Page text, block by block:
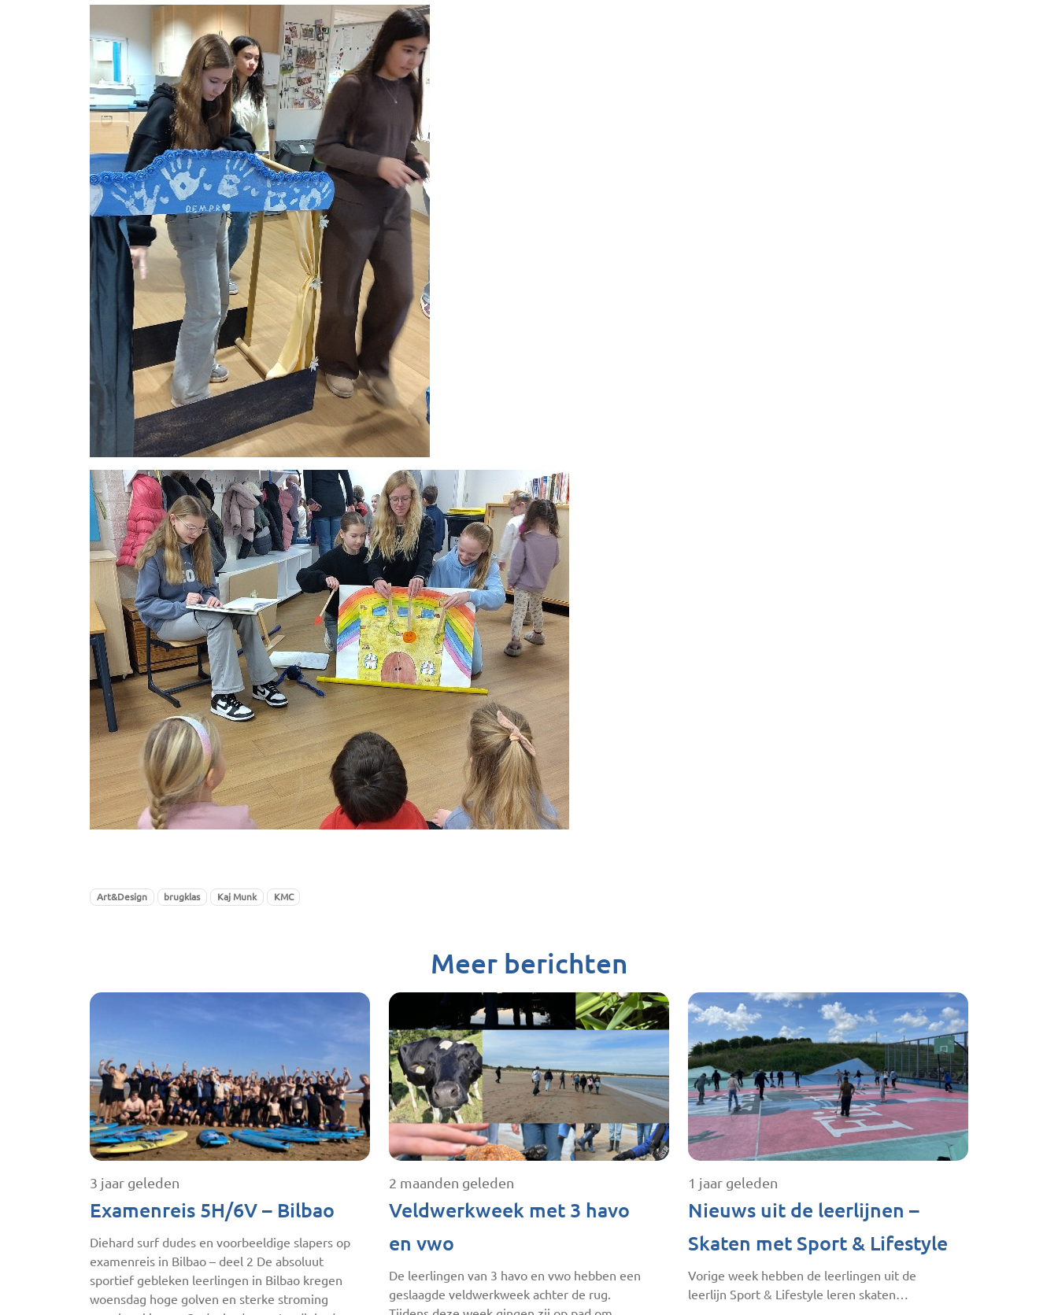
Art&Design brugklas Kaj Munk KMC
Meer berichten
3 jaar geleden
Examenreis 5H/6V – Bilbao
Diehard surf dudes en voorbeeldige slapers op
examenreis in Bilbao – deel 2 De absoluut
sportief gebleken leerlingen in Bilbao kregen
woensdag hoge golven en sterke stroming
2 maanden geleden
Veldwerkweek met 3 havo
en vwo
De leerlingen van 3 havo en vwo hebben een
geslaagde veldwerkweek achter de rug.
1 jaar geleden
Nieuws uit de leerlijnen –
Skaten met Sport & Lifestyle
Vorige week hebben de leerlingen uit de
leerlijn Sport & Lifestyle leren skaten…